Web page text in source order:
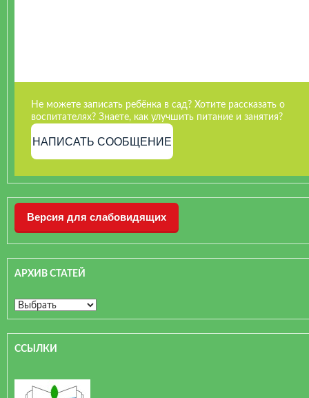
Не можете записать ребёнка в сад? Хотите рассказать о
воспитателях? Знаете, как улучшить питание и занятия?
НАПИСАТЬ СООБЩЕНИЕ
Версия для слабовидящих
АРХИВ СТАТЕЙ
ССЫЛКИ